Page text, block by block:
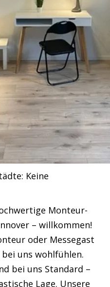
Keine
Monteur-
– willkommen!
oder Messegast
uns wohlfühlen.
bei uns Standard –
Lage. Unsere